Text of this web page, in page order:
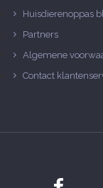
Huisdierenoppas
Partners
Algemene
Contact